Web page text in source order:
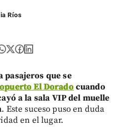
Ríos
pasajeros que se
El Doradocuando
a la sala VIP del muelle
. Este suceso puso en duda
en el lugar.